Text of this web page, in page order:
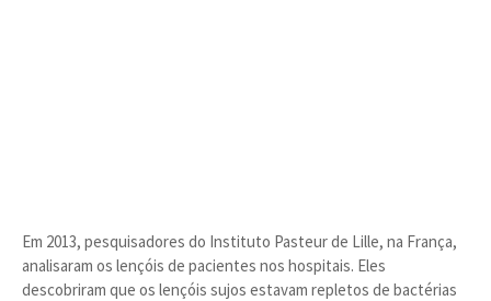
Em 2013, pesquisadores do Instituto Pasteur de Lille, na França,
analisaram os lençóis de pacientes nos hospitais. Eles
descobriram que os lençóis sujos estavam repletos de bactérias